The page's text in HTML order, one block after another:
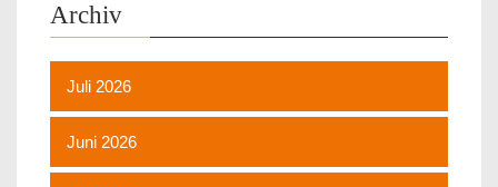
Archiv
Juli 2026
Juni 2026